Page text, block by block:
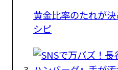
黄金比率のたれが
シピ